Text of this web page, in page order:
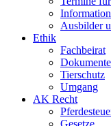
Ausbilder
Ethik
Fachbeirat
Dokumente
Tierschutz
Umgang
AK Recht
Gesetze